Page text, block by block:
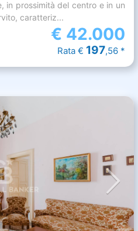
in prossimità del centro e in un
caratteriz...
€ 42.000
Rata € 197,56 *